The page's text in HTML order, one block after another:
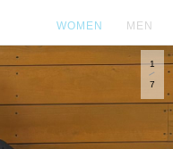
WOMEN MEN
1
7